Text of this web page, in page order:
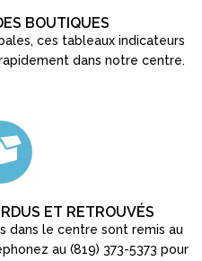
BOUTIQUES
ces tableaux indicateurs
dans notre centre.
ET RETROUVÉS
dans le centre sont remis au
au (819) 373-5373 pour